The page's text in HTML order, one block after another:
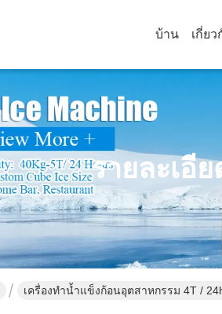
บ้าน เกี่ยว
รายละเอี
เครื่องทำน้ำแข็งก้อนอุตสาหกรรม 4T /